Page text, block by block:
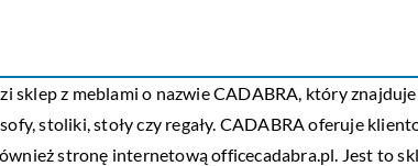
sklep z meblami o nazwie CADABRA, który
stoliki, stoły czy regały. CADABRA oferuje
stronę internetową officecadabra.pl. Jest to